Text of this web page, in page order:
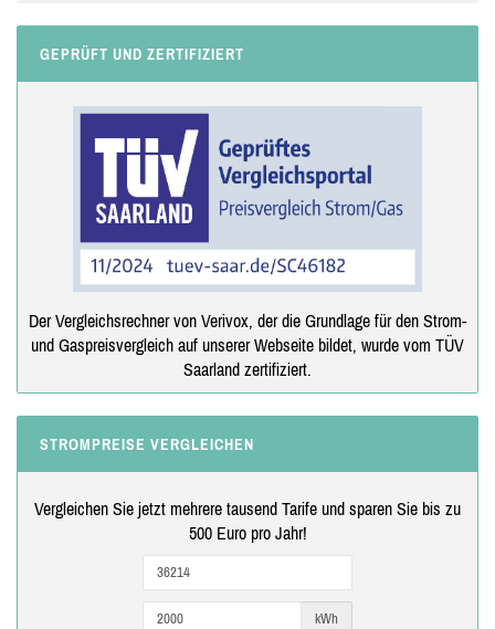
GEPRÜFT UND ZERTIFIZIERT
Der Vergleichsrechner von Verivox, der die Grundlage für den Strom-
und Gaspreisvergleich auf unserer Webseite bildet, wurde vom TÜV
Saarland zertifiziert.
STROMPREISE VERGLEICHEN
Vergleichen Sie jetzt mehrere tausend Tarife und sparen Sie bis zu
500 Euro pro Jahr!
kWh